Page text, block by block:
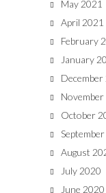
May 2021
April 2021
February
January
December
October
August
July 2020
June 2020